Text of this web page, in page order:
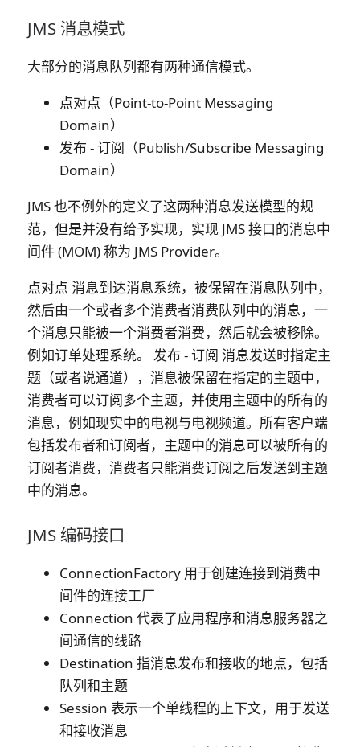
JMS 消息模式
大部分的消息队列都有两种通信模式。
点对点（Point-to-Point Messaging
Domain）
发布 - 订阅（Publish/Subscribe Messaging
Domain）
JMS 也不例外的定义了这两种消息发送模型的规
范，但是并没有给予实现，实现 JMS 接口的消息中
间件 (MOM) 称为 JMS Provider。
点对点 消息到达消息系统，被保留在消息队列中，
然后由一个或者多个消费者消费队列中的消息，一
个消息只能被一个消费者消费，然后就会被移除。
例如订单处理系统。 发布 - 订阅 消息发送时指定主
题（或者说通道），消息被保留在指定的主题中，
消费者可以订阅多个主题，并使用主题中的所有的
消息，例如现实中的电视与电视频道。所有客户端
包括发布者和订阅者，主题中的消息可以被所有的
订阅者消费，消费者只能消费订阅之后发送到主题
中的消息。
JMS 编码接口
ConnectionFactory 用于创建连接到消费中
间件的连接工厂
Connection 代表了应用程序和消息服务器之
间通信的线路
Destination 指消息发布和接收的地点，包括
队列和主题
Session 表示一个单线程的上下文，用于发送
和接收消息